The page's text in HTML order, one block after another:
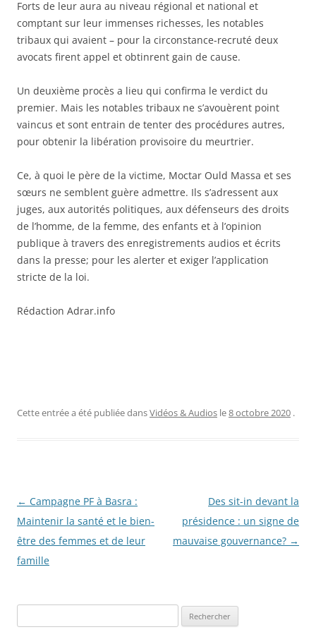
Forts de leur aura au niveau régional et national et
comptant sur leur immenses richesses, les notables
tribaux qui avaient – pour la circonstance-recruté deux
avocats firent appel et obtinrent gain de cause.
Un deuxième procès a lieu qui confirma le verdict du
premier. Mais les notables tribaux ne s’avouèrent point
vaincus et sont entrain de tenter des procédures autres,
pour obtenir la libération provisoire du meurtrier.
Ce, à quoi le père de la victime, Moctar Ould Massa et ses
sœurs ne semblent guère admettre. Ils s’adressent aux
juges, aux autorités politiques, aux défenseurs des droits
de l’homme, de la femme, des enfants et à l’opinion
publique à travers des enregistrements audios et écrits
dans la presse; pour les alerter et exiger l’application
stricte de la loi.
Rédaction Adrar.info
Cette entrée a été publiée dansVidéos & Audios le8 octobre 2020 .
Navigation
des
articles
← Campagne PF à Basra :
Maintenir la santé et le bien-
être des femmes et de leur
famille
Des sit-in devant la
présidence : un signe de
mauvaise gouvernance? →